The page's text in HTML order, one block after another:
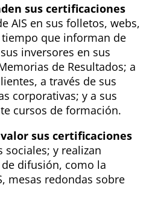
sus certificaciones
AIS en sus folletos, webs,
que informan de
inversores en sus
de Resultados; a
a través de sus
corporativas; y a sus
cursos de formación.
sus certificaciones
sociales; y realizan
difusión, como la
mesas redondas sobre